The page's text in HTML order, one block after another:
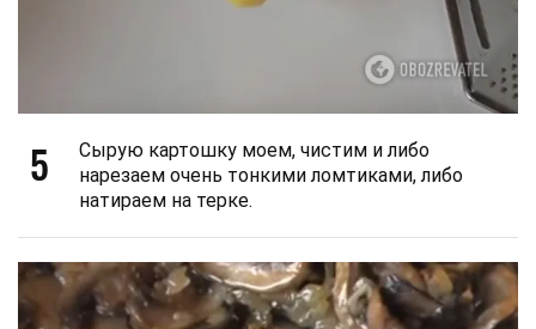
5
Сырую картошку моем, чистим и либо
нарезаем очень тонкими ломтиками, либо
натираем на терке.